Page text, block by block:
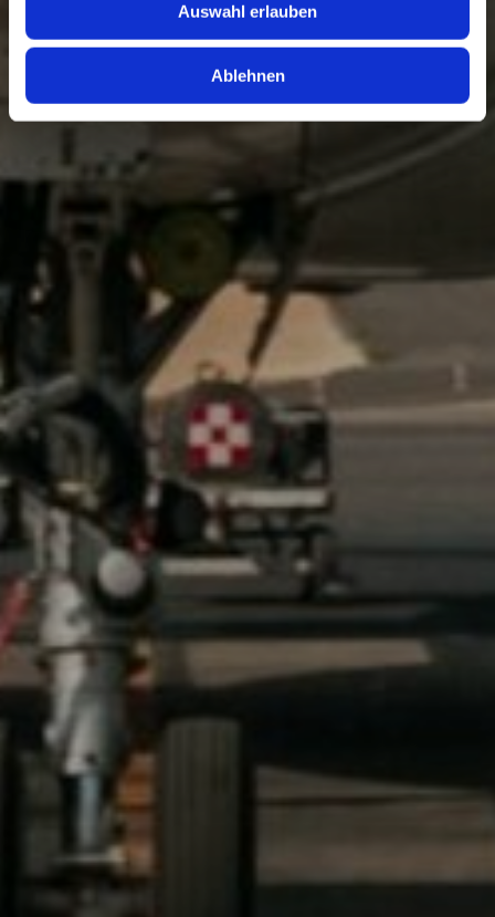
soziale Medien, Werbung und Analysen weiter. Unsere
Partner führen diese Informationen möglicherweise mit
weiteren Daten zusammen, die Sie ihnen bereitgestellt
haben oder die sie im Rahmen Ihrer Nutzung der Dienste
gesammelt haben.
Auswahl erlauben
Ablehnen